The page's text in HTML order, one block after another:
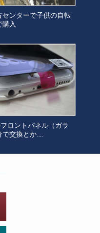
センターで子供の自転
入
ロントパネル（ガラ
で交換とか…